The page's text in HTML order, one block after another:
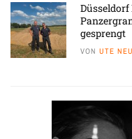
gesprengt
VON UTE